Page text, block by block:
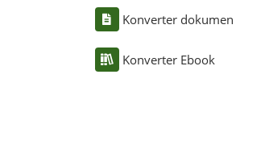
Konverter dokumen
Konverter Ebook